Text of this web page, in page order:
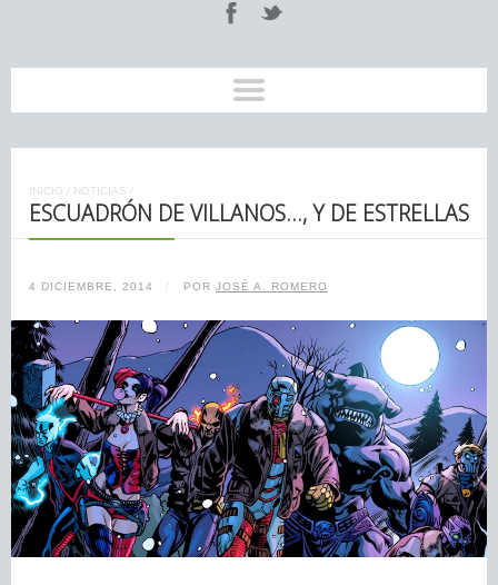
INICIO / NOTICIAS /
ESCUADRÓN DE VILLANOS…, Y DE ESTRELLAS
4 DICIEMBRE, 2014 / POR JOSÉ A. ROMERO